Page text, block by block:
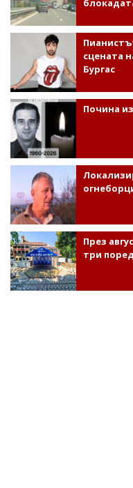
сцената
Бургас
Почина
През
три